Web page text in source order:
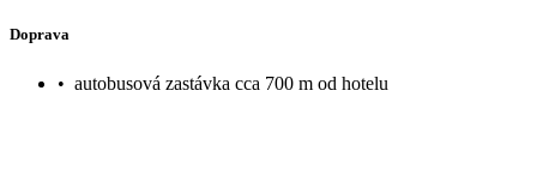
Doprava
• autobusová zastávka cca 700 m od hotelu